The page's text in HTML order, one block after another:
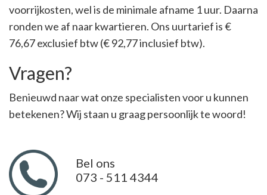
voorrijkosten, wel is de minimale afname 1 uur. Daarna
ronden we af naar kwartieren. Ons uurtarief is €
76,67 exclusief btw (€ 92,77 inclusief btw).
Vragen?
Benieuwd naar wat onze specialisten voor u kunnen
betekenen? Wij staan u graag persoonlijk te woord!
Bel ons
073 - 511 4344